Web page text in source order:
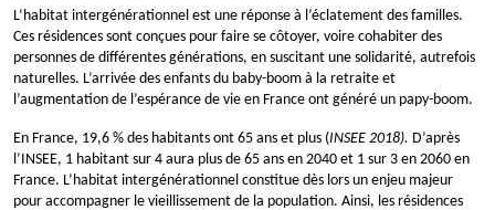
L’habitat intergénérationnel est une réponse à l’éclatement des familles.
Ces résidences sont conçues pour faire se côtoyer, voire cohabiter des
personnes de différentes générations, en suscitant une solidarité, autrefois
naturelles. L’arrivée des enfants du baby-boom à la retraite et
l’augmentation de l’espérance de vie en France ont généré un papy-boom.
En France, 19,6 % des habitants ont 65 ans et plus (INSEE 2018). D’après
l’INSEE, 1 habitant sur 4 aura plus de 65 ans en 2040 et 1 sur 3 en 2060 en
France. L’habitat intergénérationnel constitue dès lors un enjeu majeur
pour accompagner le vieillissement de la population. Ainsi, les résidences